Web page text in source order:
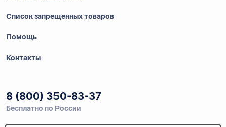
Список запрещенных товаров
Помощь
Контакты
8 (800) 350-83-37
Бесплатно по России